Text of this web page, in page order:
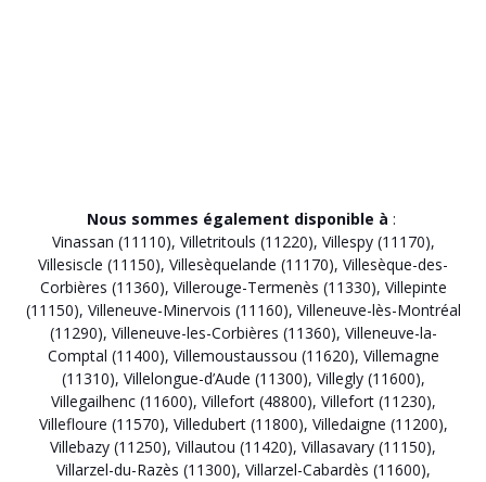
Nous sommes également disponible à :
Vinassan (11110), Villetritouls (11220), Villespy (11170),
Villesiscle (11150), Villesèquelande (11170), Villesèque-des-
Corbières (11360), Villerouge-Termenès (11330), Villepinte
(11150), Villeneuve-Minervois (11160), Villeneuve-lès-Montréal
(11290), Villeneuve-les-Corbières (11360), Villeneuve-la-
Comptal (11400), Villemoustaussou (11620), Villemagne
(11310), Villelongue-d’Aude (11300), Villegly (11600),
Villegailhenc (11600), Villefort (48800), Villefort (11230),
Villefloure (11570), Villedubert (11800), Villedaigne (11200),
Villebazy (11250), Villautou (11420), Villasavary (11150),
Villarzel-du-Razès (11300), Villarzel-Cabardès (11600),